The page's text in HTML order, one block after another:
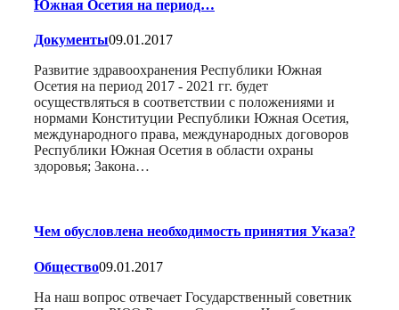
Южная Осетия на период…
Документы09.01.2017
Развитие здравоохранения Республики Южная
Осетия на период 2017 - 2021 гг. будет
осуществляться в соответствии с положениями и
нормами Конституции Республики Южная Осетия,
международного права, международных договоров
Республики Южная Осетия в области охраны
здоровья; Закона…
Чем обусловлена необходимость принятия Указа?
Общество09.01.2017
На наш вопрос отвечает Государственный советник